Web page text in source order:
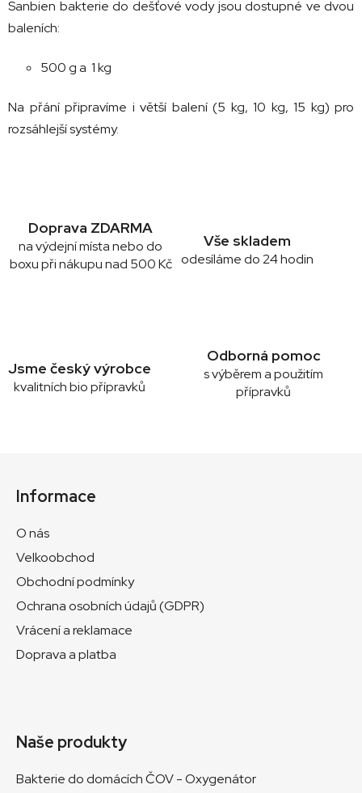
Sanbien bakterie do dešťové vody jsou dostupné ve dvou
baleních:
500 g a 1 kg
Na přání připravíme i větší balení (5 kg, 10 kg, 15 kg) pro
rozsáhlejší systémy.
Doprava ZDARMA
na výdejní místa nebo do
boxu při nákupu nad 500 Kč
Vše skladem
odesíláme do 24 hodin
Jsme český výrobce
kvalitních bio přípravků
Odborná pomoc
s výběrem a použitím
přípravků
Informace
O nás
Velkoobchod
Obchodní podmínky
Ochrana osobních údajů (GDPR)
Vrácení a reklamace
Doprava a platba
Naše produkty
Bakterie do domácích ČOV - Oxygenátor